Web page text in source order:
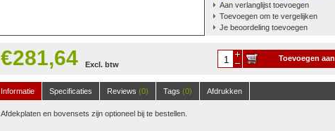
Aan verlanglijst toevoegen
Toevoegen om te vergelijken
Je beoordeling toevoegen
€281,64 Excl. btw
Toevoegen aan
Informatie
Specificaties Reviews (0) Tags (0) Afdrukken
Afdekplaten en bovensets zijn optioneel bij te bestellen.